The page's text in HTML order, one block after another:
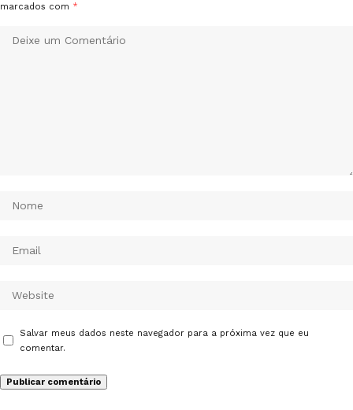
marcados com *
Salvar meus dados neste navegador para a próxima vez que eu
comentar.